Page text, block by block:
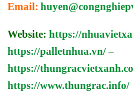
Email:
Website: https://
https://palletnhua.vn/–
https://
https://www.thungrac.info/